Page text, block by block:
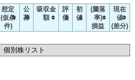
想定
(仮条
件)
公
募
吸収金
額
評
価
初
値
(騰落
率)
損益
現在
値
(差分)
個別株リスト